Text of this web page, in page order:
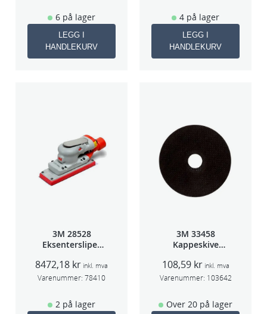
6 på lager
LEGG I
HANDLEKURV
4 på lager
LEGG I
HANDLEKURV
3M 28528
Eksentersliper
3mm slag
70×198
8472,18 kr inkl. mva
Varenummer: 78410
2 på lager
3M 33458
Kappeskive
5stk/pk pris/stk
108,59 kr inkl. mva
Varenummer: 103642
Over 20 på lager